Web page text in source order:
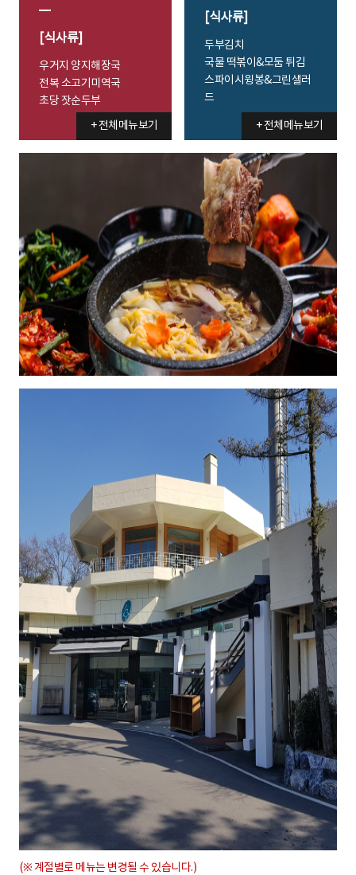
[식사류]
우거지 양지해장국
전복 소고기미역국
초당 잣순두부
+ 전체메뉴보기
[식사류]
두부김치
국물 떡볶이&모둠 튀김
스파이시윙봉&그린샐러
드
+ 전체메뉴보기
(※ 계절별로 메뉴는 변경될 수 있습니다.)